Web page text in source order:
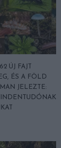
ÚJ FAJT
ÉS A FÖLD
JELEZTE: